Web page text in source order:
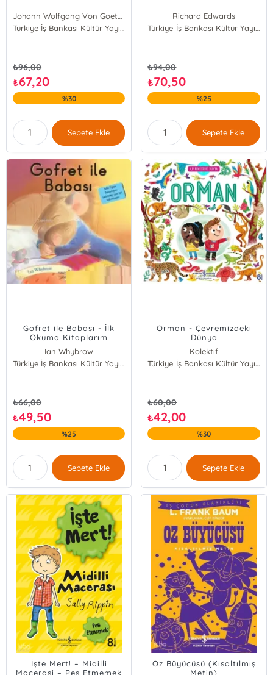
Johann Wolfgang Von Goethe
Türkiye İş Bankası Kültür Yayınları
₺96,00
₺67,20
%30
Sepete Ekle
Richard Edwards
Türkiye İş Bankası Kültür Yayınları
₺94,00
₺70,50
%25
Sepete Ekle
Gofret ile Babası - İlk
Okuma Kitaplarım
Ian Whybrow
Türkiye İş Bankası Kültür Yayınları
₺66,00
₺49,50
%25
Sepete Ekle
Orman - Çevremizdeki
Dünya
Kolektif
Türkiye İş Bankası Kültür Yayınları
₺60,00
₺42,00
%30
Sepete Ekle
İşte Mert! – Midilli
Macerasi – Pes Etmemek
Oz Büyücüsü (Kısaltılmış
Metin)